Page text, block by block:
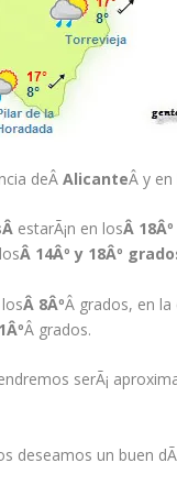
deÂAlicanteÂ y
estarÃ¡n en losÂ
Â 14Âº y 18Âº
Â 8ÂºÂ grados, en
Â grados.
serÃ¡
deseamos un buen